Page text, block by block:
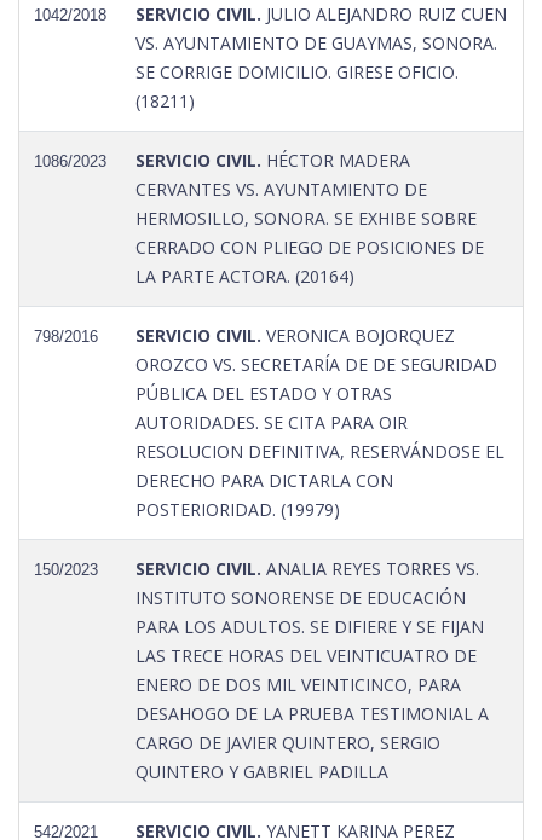
1042/2018 SERVICIO CIVIL. JULIO ALEJANDRO RUIZ CUEN
VS. AYUNTAMIENTO DE GUAYMAS, SONORA.
SE CORRIGE DOMICILIO. GIRESE OFICIO.
(18211)
1086/2023 SERVICIO CIVIL. HÉCTOR MADERA
CERVANTES VS. AYUNTAMIENTO DE
HERMOSILLO, SONORA. SE EXHIBE SOBRE
CERRADO CON PLIEGO DE POSICIONES DE
LA PARTE ACTORA. (20164)
798/2016 SERVICIO CIVIL. VERONICA BOJORQUEZ
OROZCO VS. SECRETARÍA DE DE SEGURIDAD
PÚBLICA DEL ESTADO Y OTRAS
AUTORIDADES. SE CITA PARA OIR
RESOLUCION DEFINITIVA, RESERVÁNDOSE EL
DERECHO PARA DICTARLA CON
POSTERIORIDAD. (19979)
150/2023 SERVICIO CIVIL. ANALIA REYES TORRES VS.
INSTITUTO SONORENSE DE EDUCACIÓN
PARA LOS ADULTOS. SE DIFIERE Y SE FIJAN
LAS TRECE HORAS DEL VEINTICUATRO DE
ENERO DE DOS MIL VEINTICINCO, PARA
DESAHOGO DE LA PRUEBA TESTIMONIAL A
CARGO DE JAVIER QUINTERO, SERGIO
QUINTERO Y GABRIEL PADILLA
542/2021 SERVICIO CIVIL. YANETT KARINA PEREZ